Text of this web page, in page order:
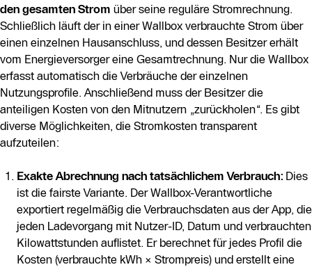
den gesamten Strom über seine reguläre Stromrechnung.
Schließlich läuft der in einer Wallbox verbrauchte Strom über
einen einzelnen Hausanschluss, und dessen Besitzer erhält
vom Energieversorger eine Gesamtrechnung. Nur die Wallbox
erfasst automatisch die Verbräuche der einzelnen
Nutzungsprofile. Anschließend muss der Besitzer die
anteiligen Kosten von den Mitnutzern „zurückholen“. Es gibt
diverse Möglichkeiten, die Stromkosten transparent
aufzuteilen:
Exakte Abrechnung nach tatsächlichem Verbrauch: Dies
ist die fairste Variante. Der Wallbox-Verantwortliche
exportiert regelmäßig die Verbrauchsdaten aus der App, die
jeden Ladevorgang mit Nutzer-ID, Datum und verbrauchten
Kilowattstunden auflistet. Er berechnet für jedes Profil die
Kosten (verbrauchte kWh × Strompreis) und erstellt eine